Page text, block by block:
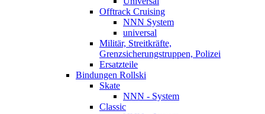
Offtrack Cruising
NNN System
universal
Militär, Streitkräfte,
Grenzsicherungstruppen, Polizei
Ersatzteile
Bindungen Rollski
Skate
NNN - System
Classic